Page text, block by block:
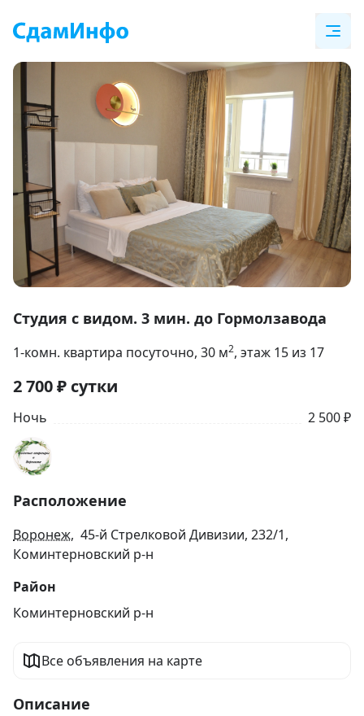
1
31
Студия с видом. 3 мин. до Гормолзавода
1-комн. квартира посуточно, 30 м2, этаж 15 из 17
2 700₽ сутки
Ночь 2 500 ₽
Расположение
Воронеж, 45-й Стрелковой Дивизии, 232/1,
Коминтерновский р-н
Район
Коминтерновский р-н
Все объявления на карте
Описание